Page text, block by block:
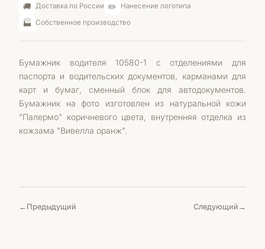
🚚 Доставка по России ✏️ Нанесение логотипа
🏭 Собственное производство
Бумажник водителя 10580-1 с отделениями для
паспорта и водительских документов, карманами для
карт и бумаг, сменный блок для автодокументов.
Бумажник на фото изготовлен из натуральной кожи
"Палермо" коричневого цвета, внутренняя отделка из
кожзама "Вивелла оранж".
Предыдущий Следующий